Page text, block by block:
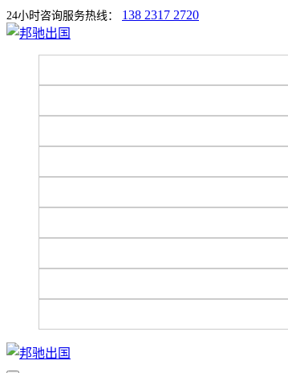
24小时咨询服务热线： 138 2317 2720